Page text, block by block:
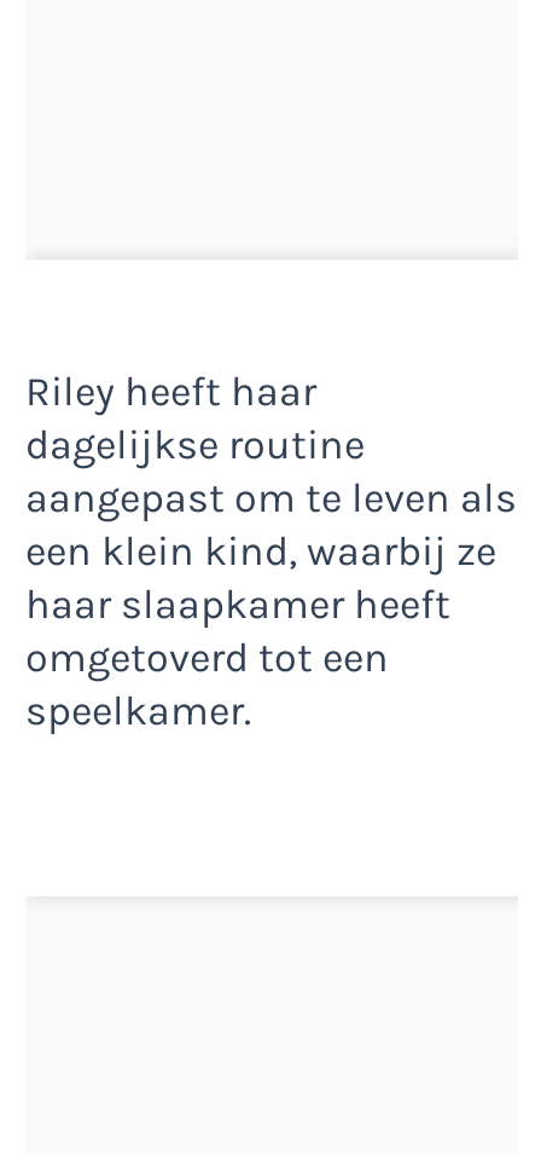
Riley heeft haar
dagelijkse routine
aangepast om te leven als
een klein kind, waarbij ze
haar slaapkamer heeft
omgetoverd tot een
speelkamer.